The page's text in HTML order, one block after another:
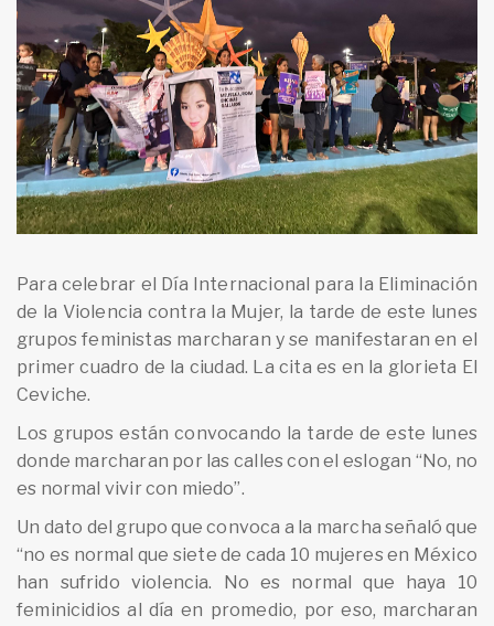
Para celebrar el Día Internacional para la Eliminación
de la Violencia contra la Mujer, la tarde de este lunes
grupos feministas marcharan y se manifestaran en el
primer cuadro de la ciudad. La cita es en la glorieta El
Ceviche.
Los grupos están convocando la tarde de este lunes
donde marcharan por las calles con el eslogan “No, no
es normal vivir con miedo”.
Un dato del grupo que convoca a la marcha señaló que
“no es normal que siete de cada 10 mujeres en México
han sufrido violencia. No es normal que haya 10
feminicidios al día en promedio, por eso, marcharan